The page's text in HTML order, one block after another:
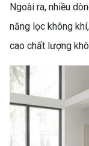
Ngoài ra, nhiều
năng lọc không
cao chất lượng
TỦ LẠNH HISENSE
INVERTER 205 LÍT
RT256N4EBN –
THÔNG MINH